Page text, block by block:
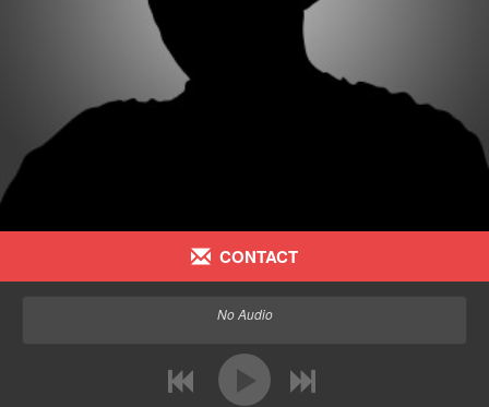
CONTACT
No Audio
previous